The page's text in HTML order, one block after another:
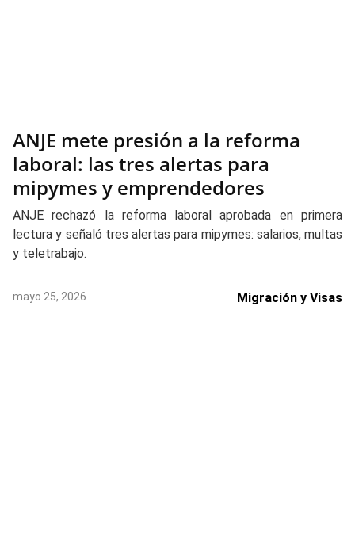
ANJE mete presión a la reforma
laboral: las tres alertas para
mipymes y emprendedores
ANJE rechazó la reforma laboral aprobada en primera
lectura y señaló tres alertas para mipymes: salarios, multas
y teletrabajo.
mayo 25, 2026 Migración y Visas